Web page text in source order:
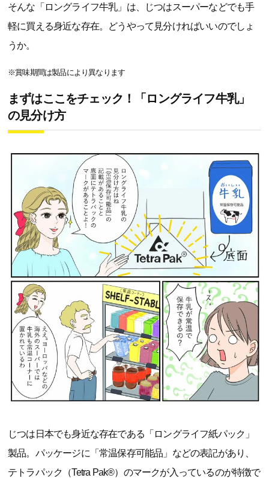
そんな「ロングライフ牛乳」は、じつはスーパーなどでも手
軽に買える身近な存在。どうやって見分ければいいのでしょ
うか。
※賞味期間は製品により異なります
まずはここをチェック！「ロングライフ牛乳」
の見分け方
じつは日本でも身近な存在である「ロングライフ紙パック」
製品。パッケージに「常温保存可能品」などの表記があり、
テトラパック（Tetra Pak®）のマークが入っているのが特徴で